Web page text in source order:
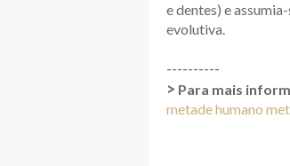
e dentes) e
evolutiva.
----------
> Para mais
metade humano